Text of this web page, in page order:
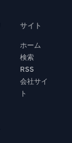
サイト
ホーム
検索
RSS
会社サイ
ト